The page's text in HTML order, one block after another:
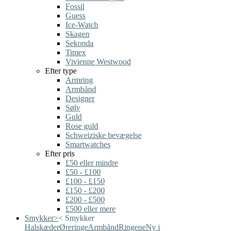
Fossil
Guess
Ice-Watch
Skagen
Sekonda
Timex
Vivienne Westwood
Efter type
Armring
Armbånd
Designer
Sølv
Guld
Rose guld
Schweiziske bevægelse
Smartwatches
Efter pris
£50 eller mindre
£50 - £100
£100 - £150
£150 - £200
£200 - £500
£500 eller mere
Smykker>< Smykker
HalskæderØreringeArmbåndRingeneNy i